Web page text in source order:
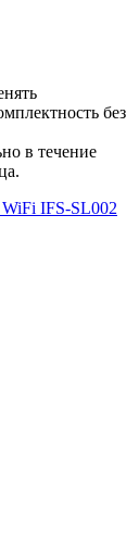
без
в течение
IFS-SL002